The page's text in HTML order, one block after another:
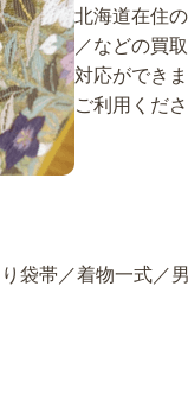
北海道在住
／などの買
対応ができ
ご利用くださ
袋帯／着物一式／